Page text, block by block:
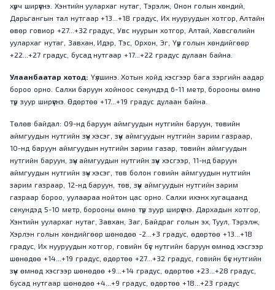
хүрч ширүүснэ. Хэнтийн уулархаг нутаг, Тэрэлж, Онон голын хөндий,
Дарьгангын тал нутгаар +13...+18 градус, Их нууруудын хотгор, Алтайн
өвөр говиор +27...+32 градус, Увс нуурын хотгор, Алтай, Хөвсгөлийн
уулархаг нутаг, Завхан, Идэр, Тэс, Орхон, Эг, Үүр голын хөндийгөөр
+22...+27 градус, бусад нутгаар +17...+22 градус дулаан байна.
Улаанбаатар хотод: Үүлшинэ. Хотын хойд хэсгээр бага зэргийн аадар
бороо орно. Салхи баруун хойноос секундэд 6-11 метр, борооны өмнө
түр зуур ширүүснэ. Өдөртөө +17...+19 градус дулаан байна.
Төлөв байдал: 09-нд баруун аймгуудын нутгийн баруун, төвийн
аймгуудын нутгийн зүүн хэсэг, зүүн аймгуудын нутгийн зарим газраар,
10-нд баруун аймгуудын нутгийн зарим газар, төвийн аймгуудын
нутгийн баруун, зүүн аймгуудын нутгийн зүүн хэсгээр, 11-нд баруун
аймгуудын нутгийн зүүн хэсэг, төв болон говийн аймгуудын нутгийн
зарим газраар, 12-нд баруун, төв, зүүн аймгуудын нутгийн зарим
газраар бороо, уулаараа нойтон цас орно. Салхи ихэнх хугацаанд
секундэд 5-10 метр, борооны өмнө түр зуур ширүүснэ. Дархадын хотгор,
Хэнтийн уулархаг нутаг, Завхан, Заг, Байдраг голын эх, Туул, Тэрэлж,
Хэрлэн голын хөндийгөөр шөнөдөө -2...+3 градус, өдөртөө +13...+18
градус, Их нууруудын хотгор, говийн бүс нутгийн баруун өмнөд хэсгээр
шөнөдөө +14...+19 градус, өдөртөө +27...+32 градус, говийн бүс нутгийн
зүүн өмнөд хэсгээр шөнөдөө +9...+14 градус, өдөртөө +23...+28 градус,
бусад нутгаар шөнөдөө +4...+9 градус, өдөртөө +18...+23 градус